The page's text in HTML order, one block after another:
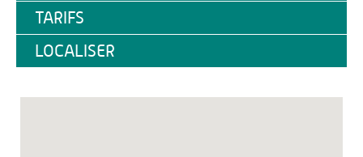
TARIFS
LOCALISER